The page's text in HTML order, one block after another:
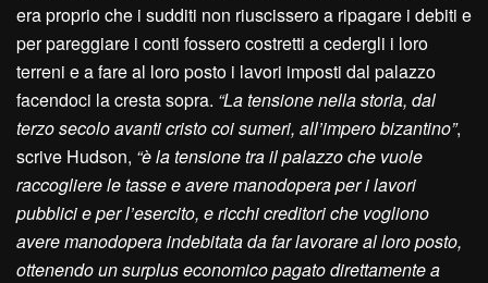
era proprio che i sudditi non riuscissero a ripagare i debiti e
per pareggiare i conti fossero costretti a cedergli i loro
terreni e a fare al loro posto i lavori imposti dal palazzo
facendoci la cresta sopra. “La tensione nella storia, dal
terzo secolo avanti cristo coi sumeri, all’impero bizantino”,
scrive Hudson, “è la tensione tra il palazzo che vuole
raccogliere le tasse e avere manodopera per i lavori
pubblici e per l’esercito, e ricchi creditori che vogliono
avere manodopera indebitata da far lavorare al loro posto,
ottenendo un surplus economico pagato direttamente a